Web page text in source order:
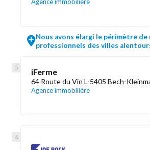
Nous avons élargi le périmètre de
professionnels des villes
iFerme
64 Route du Vin L-5405 Bech-
Agence immobilière